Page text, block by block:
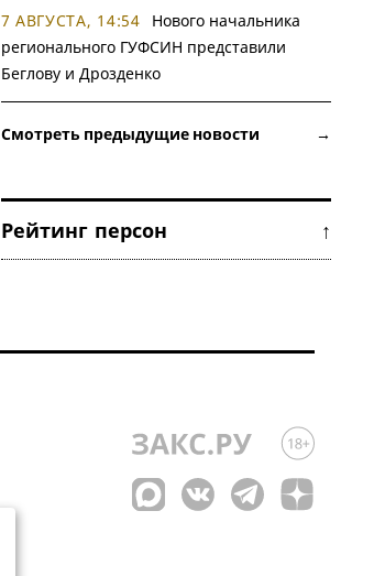
7 АВГУСТА, 14:54
Нового начальника
регионального ГУФСИН представили
Беглову и Дрозденко
Смотреть предыдущие новости →
Рейтинг персон ↑